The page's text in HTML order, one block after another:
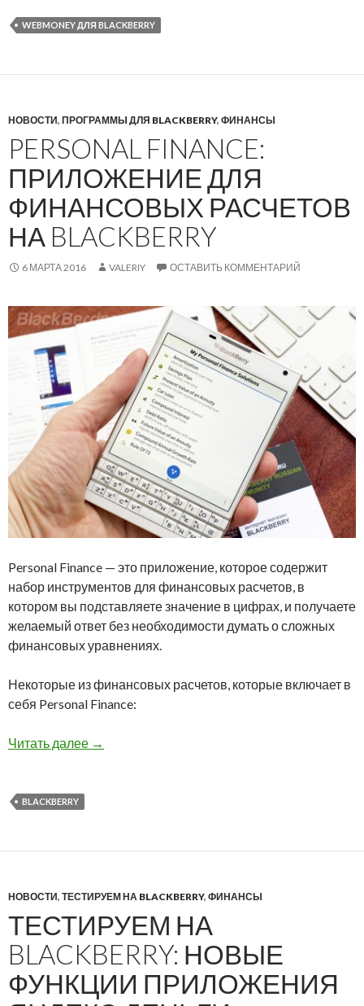
WEBMONEY ДЛЯ BLACKBERRY
НОВОСТИ, ПРОГРАММЫ ДЛЯ BLACKBERRY, ФИНАНСЫ
PERSONAL FINANCE:
ПРИЛОЖЕНИЕ ДЛЯ
ФИНАНСОВЫХ РАСЧЕТОВ
НА BLACKBERRY
6 МАРТА 2016 VALERIY ОСТАВИТЬ КОММЕНТАРИЙ
Personal Finance — это приложение, которое содержит
набор инструментов для финансовых расчетов, в
котором вы подставляете значение в цифрах, и получаете
желаемый ответ без необходимости думать о сложных
финансовых уравнениях.
Некоторые из финансовых расчетов, которые включает в
себя Personal Finance:
Читать далее Personal Finance: приложение для
→
BLACKBERRY
НОВОСТИ, ТЕСТИРУЕМ НА BLACKBERRY, ФИНАНСЫ
ТЕСТИРУЕМ НА
BLACKBERRY: НОВЫЕ
ФУНКЦИИ ПРИЛОЖЕНИЯ